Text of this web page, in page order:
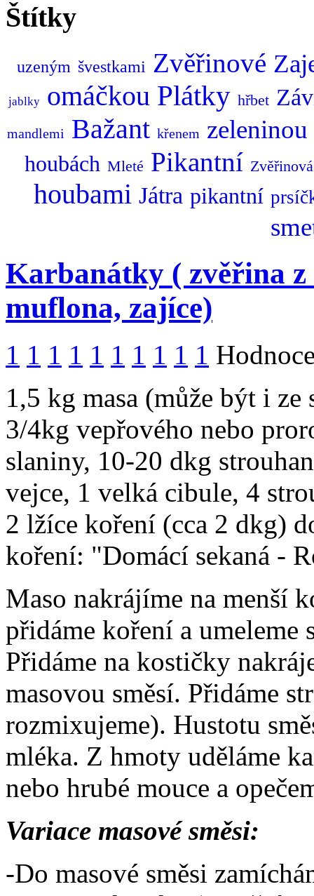
Štítky
uzeným švestkami Zvěřinové
jablky omáčkou Plátky hřbet
mandlemi Bažant křenem zeleninou
houbách Mleté Pikantní Zvěřinová
houbami Játra pikantní
Karbanátky ( zvěřina z
muflona, zajíce)
1 1 1 1 1 1 1 1 1 1
1,5 kg masa (může být i
3/4kg vepřového nebo
slaniny, 10-20 dkg
vejce, 1 velká cibule, 4
2 lžíce koření (cca 2 dkg)
koření: "Domácí sekaná -
Maso nakrájíme na menší
přidáme koření a umeleme
Přidáme na kostičky
masovou směsí. Přidáme
rozmixujeme). Hustotu
mléka. Z hmoty uděláme
nebo hrubé mouce a
Variace masové směsi:
-Do masové směsi